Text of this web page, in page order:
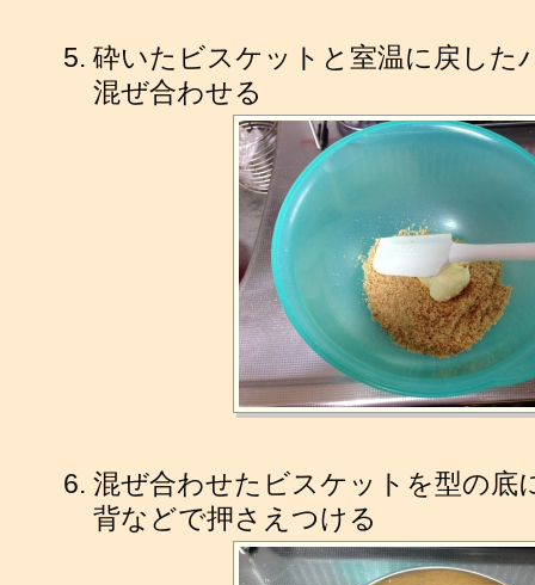
砕いたビスケットと室温に戻した
混ぜ合わせる
混ぜ合わせたビスケットを型の底
背などで押さえつける